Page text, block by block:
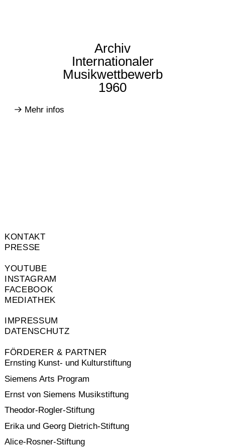
Archiv
Internationaler
Musikwettbewerb
1960
Mehr infos
KONTAKT
PRESSE
YOUTUBE
INSTAGRAM
FACEBOOK
MEDIATHEK
IMPRESSUM
DATENSCHUTZ
FÖRDERER & PARTNER
Ernsting Kunst- und Kulturstiftung
Siemens Arts Program
Ernst von Siemens Musikstiftung
Theodor-Rogler-Stiftung
Erika und Georg Dietrich-Stiftung
Alice-Rosner-Stiftung